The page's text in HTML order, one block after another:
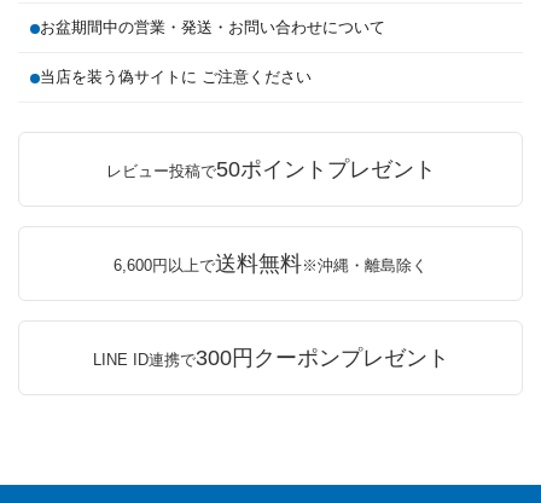
お盆期間中の営業・発送・お問い合わせについて
当店を装う偽サイトに ご注意ください
レビュー投稿で50ポイントプレゼント
6,600円以上で送料無料※沖縄・離島除く
LINE ID連携で300円クーポンプレゼント